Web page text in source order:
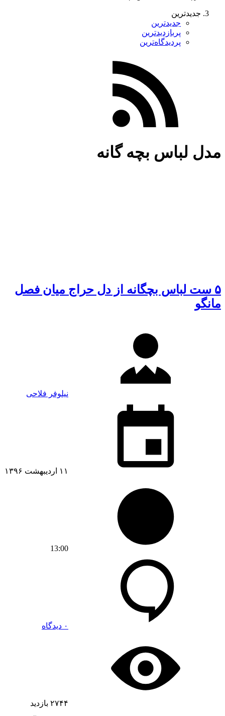
جدیدترین
جدیدترین
پربازدیدترین
پردیدگاه‌ترین
مدل لباس بچه گانه
۵ ست لباس بچگانه از دل حراج میان فصل
مانگو
نیلوفر فلاحی
۱۱ اردیبهشت ۱۳۹۶
13:00
۰ دیدگاه
۲۷۴۴ بازدید